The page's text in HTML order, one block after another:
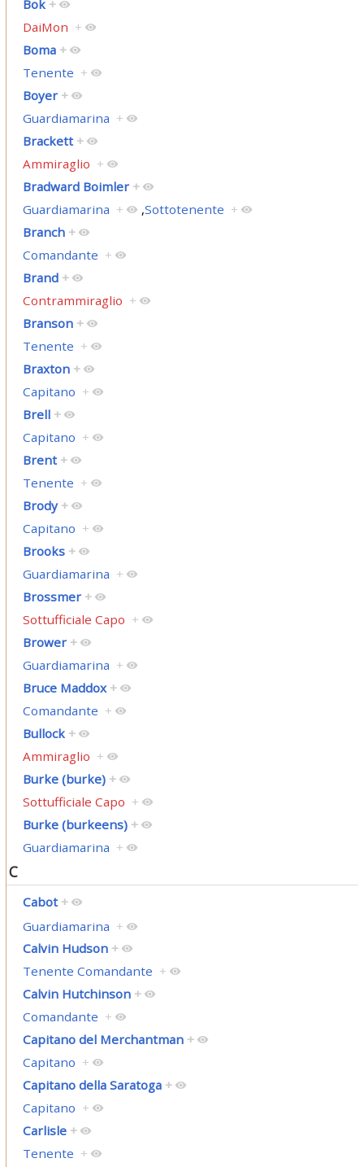
Bok +
DaiMon +
Boma +
Tenente +
Boyer +
Guardiamarina +
Brackett +
Ammiraglio +
Bradward Boimler +
Guardiamarina + ,Sottotenente +
Branch +
Comandante +
Brand +
Contrammiraglio +
Branson +
Tenente +
Braxton +
Capitano +
Brell +
Capitano +
Brent +
Tenente +
Brody +
Capitano +
Brooks +
Guardiamarina +
Brossmer +
Sottufficiale Capo +
Brower +
Guardiamarina +
Bruce Maddox +
Comandante +
Bullock +
Ammiraglio +
Burke (burke) +
Sottufficiale Capo +
Burke (burkeens) +
Guardiamarina +
C
Cabot +
Guardiamarina +
Calvin Hudson +
Tenente Comandante +
Calvin Hutchinson +
Comandante +
Capitano del Merchantman +
Capitano +
Capitano della Saratoga +
Capitano +
Carlisle +
Tenente +